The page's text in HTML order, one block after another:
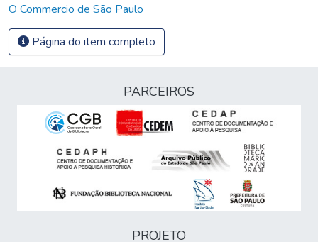
O Commercio de São Paulo
Página do item completo
PARCEIROS
PROJETO